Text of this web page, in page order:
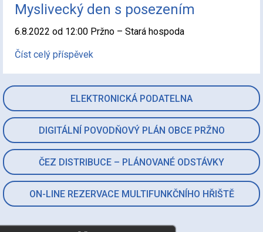
ELEKTRONICKÁ PODATELNA
DIGITÁLNÍ POVODŇOVÝ PLÁN OBCE PRŽNO
ČEZ DISTRIBUCE – PLÁNOVANÉ ODSTÁVKY
ON-LINE REZERVACE MULTIFUNKČNÍHO HŘIŠTĚ
Myslivecký den s posezením
6.8.2022 od 12:00 Pržno – Stará hospoda
Číst celý příspěvek